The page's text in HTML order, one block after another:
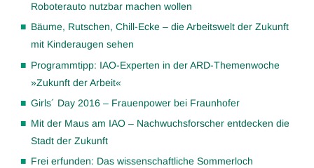
Roboterauto nutzbar machen wollen
Bäume, Rutschen, Chill-Ecke – die Arbeitswelt der Zukunft
mit Kinderaugen sehen
Programmtipp: IAO-Experten in der ARD-Themenwoche
»Zukunft der Arbeit«
Girls´ Day 2016 – Frauenpower bei Fraunhofer
Mit der Maus am IAO – Nachwuchsforscher entdecken die
Stadt der Zukunft
Frei erfunden: Das wissenschaftliche Sommerloch